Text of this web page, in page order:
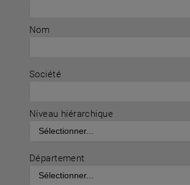
Nom
Société
Niveau hiérarchique
Département